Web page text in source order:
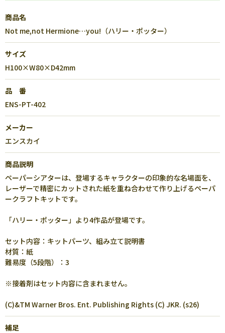
商品名
Not me,not Hermione…you!（ハリー・ポッター）
サイズ
H100×W80×D42mm
品 番
ENS-PT-402
メーカー
エンスカイ
商品説明
ペーパーシアターは、登場するキャラクターの印象的な名場面を、
レーザーで精密にカットされた紙を重ね合わせて作り上げるペーパ
ークラフトキットです。
「ハリー・ポッター」より4作品が登場です。
セット内容：キットパーツ、組み立て説明書
材質：紙
難易度（5段階）：3
※接着剤はセット内容に含まれません。
(C)&TM Warner Bros. Ent. Publishing Rights (C) JKR. (s26)
補足